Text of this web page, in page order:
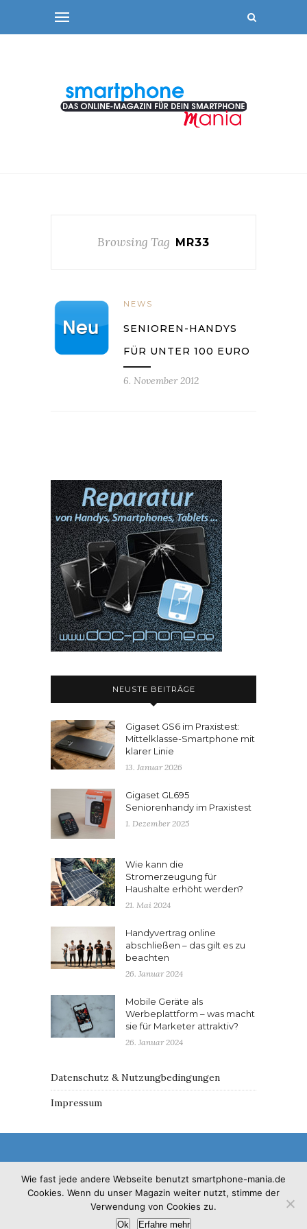
Browsing Tag MR33
NEWS
SENIOREN-HANDYS
FÜR UNTER 100 EURO
6. November 2012
NEUSTE BEITRÄGE
Gigaset GS6 im Praxistest:
Mittelklasse-Smartphone mit
klarer Linie
13. Januar 2026
Gigaset GL695
Seniorenhandy im Praxistest
1. Dezember 2025
Wie kann die
Stromerzeugung für
Haushalte erhöht werden?
21. Mai 2024
Handyvertrag online
abschließen – das gilt es zu
beachten
26. Januar 2024
Mobile Geräte als
Werbeplattform – was macht
sie für Marketer attraktiv?
26. Januar 2024
Datenschutz & Nutzungbedingungen
Impressum
© 2017 - Solo Pine. All Rights Reserved. Designed &
Developed bySoloPine.com
Wie fast jede andere Webseite benutzt smartphone-mania.de
Cookies. Wenn du unser Magazin weiter nutzt, stimme der
Verwendung von Cookies zu.
Ok Erfahre mehr